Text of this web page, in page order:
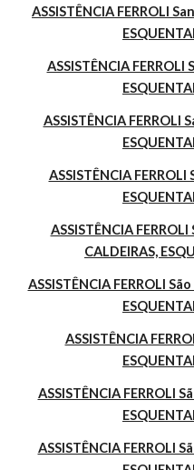
ASSISTÊNCIA FERROLI
ASSISTÊNCIA
ASSISTÊNCIA FERROLI
ASSISTÊNCIA
ASSISTÊNCIA
CALDEIRAS,
ASSISTÊNCIA FERROLI
ASSISTÊNCIA
ASSISTÊNCIA FERROLI
ASSISTÊNCIA FERROLI